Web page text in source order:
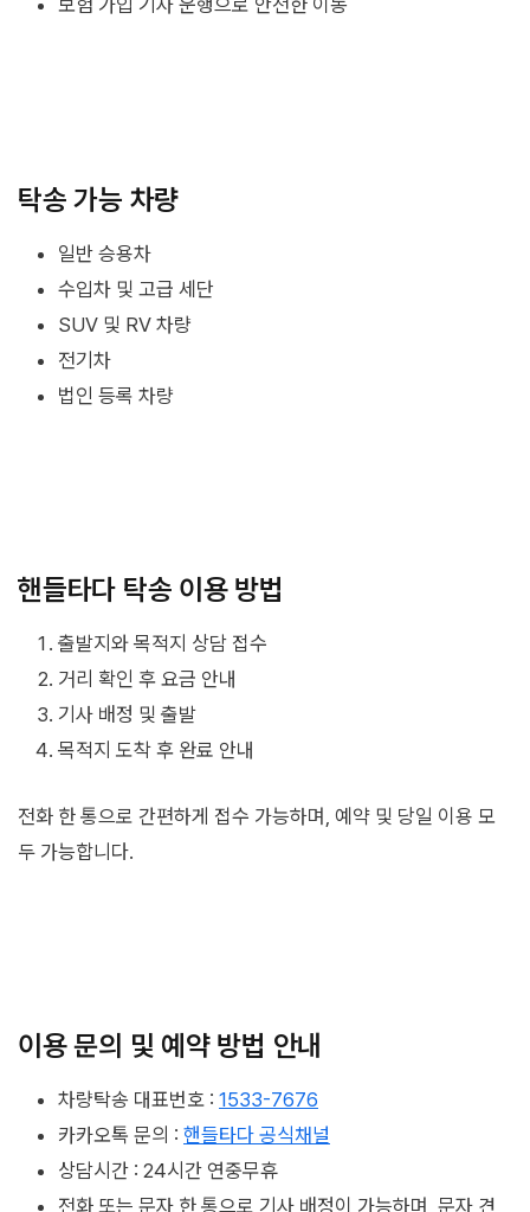
보험 가입 기사 운행으로 안전한 이동
탁송 가능 차량
일반 승용차
수입차 및 고급 세단
SUV 및 RV 차량
전기차
법인 등록 차량
핸들타다 탁송 이용 방법
출발지와 목적지 상담 접수
거리 확인 후 요금 안내
기사 배정 및 출발
목적지 도착 후 완료 안내
전화 한 통으로 간편하게 접수 가능하며, 예약 및 당일 이용 모
두 가능합니다.
이용 문의 및 예약 방법 안내
차량탁송 대표번호 : 1533-7676
카카오톡 문의 : 핸들타다 공식채널
상담시간 : 24시간 연중무휴
전화 또는 문자 한 통으로 기사 배정이 가능하며, 문자 견